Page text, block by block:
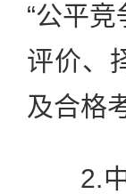
“公平
评价、
及合格
2.中